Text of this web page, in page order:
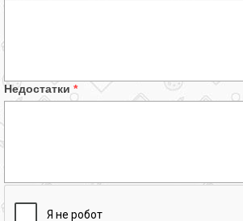
Недостатки *